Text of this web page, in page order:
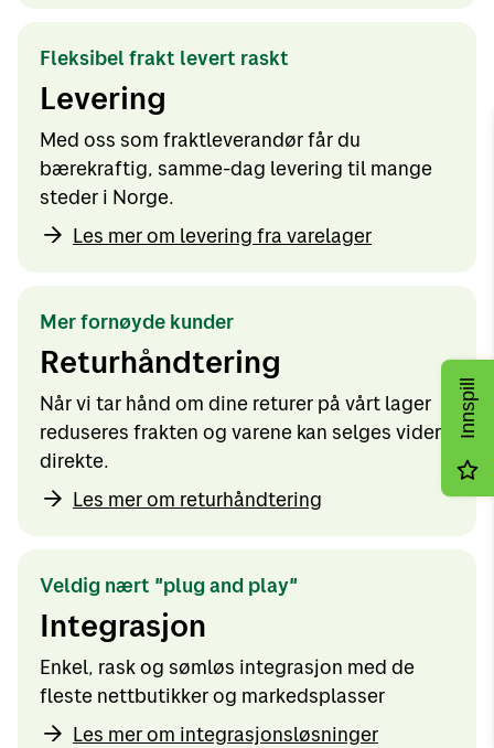
Fleksibel frakt levert raskt
Levering
Med oss som fraktleverandør får du
bærekraftig, samme-dag levering til mange
steder i Norge.
Les mer om levering fra varelager
Mer fornøyde kunder
Returhåndtering
Når vi tar hånd om dine returer på vårt lager
reduseres frakten og varene kan selges videre
direkte.
Les mer om returhåndtering
Veldig nært "plug and play"
Integrasjon
Enkel, rask og sømløs integrasjon med de
fleste nettbutikker og markedsplasser
Les mer om integrasjonsløsninger
Innspill